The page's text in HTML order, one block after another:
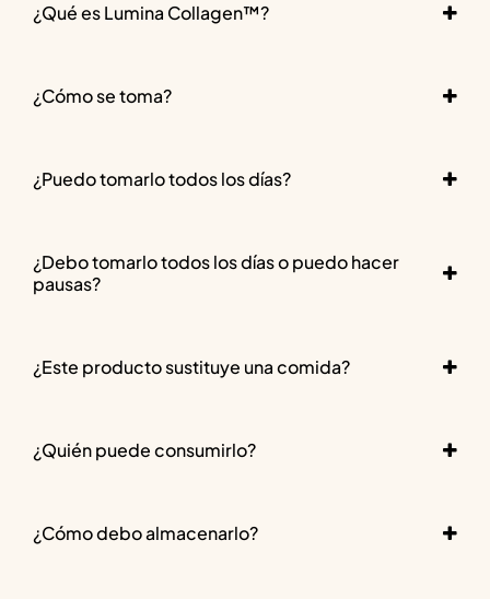
¿Qué es Lumina Collagen™?
¿Cómo se toma?
¿Puedo tomarlo todos los días?
¿Debo tomarlo todos los días o puedo hacer
pausas?
¿Este producto sustituye una comida?
¿Quién puede consumirlo?
¿Cómo debo almacenarlo?